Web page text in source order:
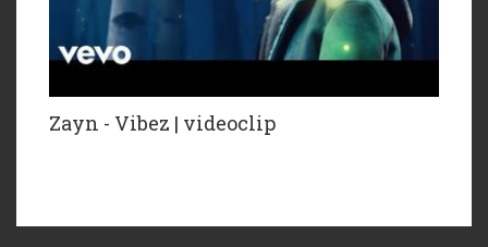
Zayn - Vibez | videoclip